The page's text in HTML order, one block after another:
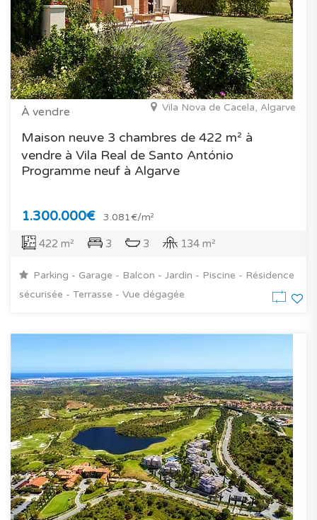
À vendre Vila Nova de Cacela, Algarve
Maison neuve 3 chambres de 422 m² à
vendre à Vila Real de Santo António
Programme neuf à Algarve
1.300.000€ 3.081€/m²
422 m² 3 3 134 m²
Parking - Garage - Balcon - Jardin - Piscine - Résidence
sécurisée - Terrasse - Vue dégagée